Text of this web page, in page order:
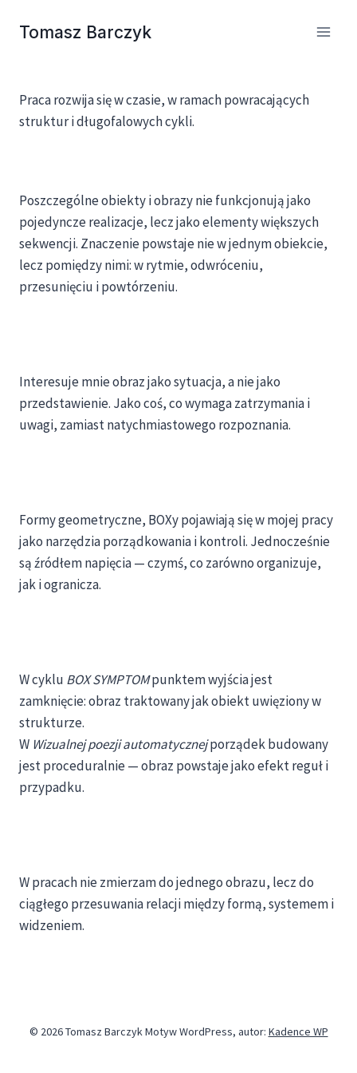
Tomasz Barczyk
Praca rozwija się w czasie, w ramach powracających
struktur i długofalowych cykli.
Poszczególne obiekty i obrazy nie funkcjonują jako
pojedyncze realizacje, lecz jako elementy większych
sekwencji. Znaczenie powstaje nie w jednym obiekcie,
lecz pomiędzy nimi: w rytmie, odwróceniu,
przesunięciu i powtórzeniu.
Interesuje mnie obraz jako sytuacja, a nie jako
przedstawienie. Jako coś, co wymaga zatrzymania i
uwagi, zamiast natychmiastowego rozpoznania.
Formy geometryczne, BOXy pojawiają się w mojej pracy
jako narzędzia porządkowania i kontroli. Jednocześnie
są źródłem napięcia — czymś, co zarówno organizuje,
jak i ogranicza.
W cyklu BOX SYMPTOMpunktem wyjścia jest
zamknięcie: obraz traktowany jak obiekt uwięziony w
strukturze.
W Wizualnej poezji automatycznejporządek budowany
jest proceduralnie — obraz powstaje jako efekt reguł i
przypadku.
W pracach nie zmierzam do jednego obrazu, lecz do
ciągłego przesuwania relacji między formą, systemem i
widzeniem.
© 2026 Tomasz Barczyk Motyw WordPress, autor: Kadence WP